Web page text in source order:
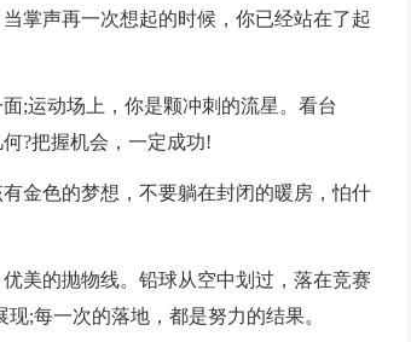
掌声再一次想起的时候，你已经站在了起
;运动场上，你是颗冲刺的流星。看台
?把握机会，一定成功!
金色的梦想，不要躺在封闭的暖房，怕什
美的抛物线。铅球从空中划过，落在竞赛
;每一次的落地，都是努力的结果。